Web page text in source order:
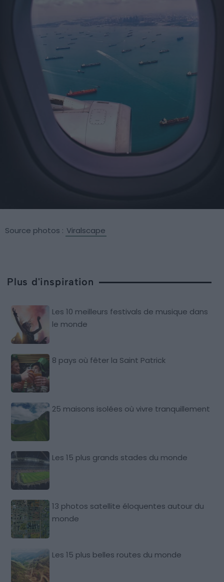
Source photos : Viralscape
Plus d'inspiration
Les 10 meilleurs festivals de musique dans
le monde
8 pays où fêter la Saint Patrick
25 maisons isolées où vivre tranquillement
Les 15 plus grands stades du monde
13 photos satellite éloquentes autour du
monde
Les 15 plus belles routes du monde